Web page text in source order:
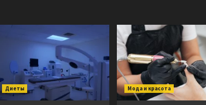
Диеты Мода и красота